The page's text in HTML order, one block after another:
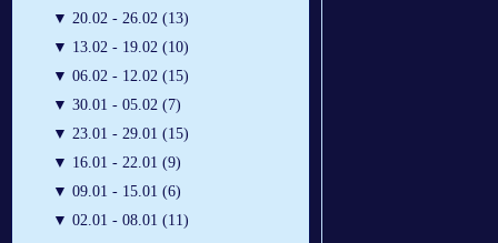
▼ 20.02 - 26.02 (13)
▼ 13.02 - 19.02 (10)
▼ 06.02 - 12.02 (15)
▼ 30.01 - 05.02 (7)
▼ 23.01 - 29.01 (15)
▼ 16.01 - 22.01 (9)
▼ 09.01 - 15.01 (6)
▼ 02.01 - 08.01 (11)